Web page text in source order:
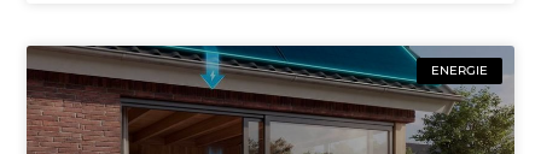
ENERGIE